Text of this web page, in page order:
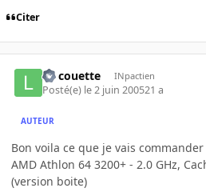
Citer
La couette INpactien
Posté(e) le 2 juin 200521 a
AUTEUR
Bon voila ce que je vais commander
AMD Athlon 64 3200+ - 2.0 GHz,
(version boite)